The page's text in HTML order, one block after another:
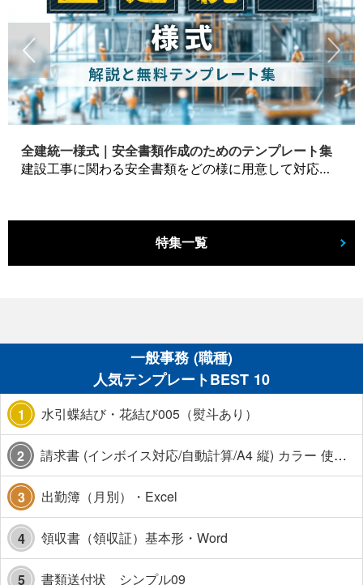
全建統一様式｜安全書類作成のためのテンプレート集
建設工事に関わる安全書類をどの様に用意して対応するか？関連書式テンプレートから書き方の注意点などの役立つコラムをbizoceanがお届けします。
特集一覧
一般事務 (職種)
人気テンプレートBEST 10
1 水引蝶結び・花結び005（熨斗あり）
2 請求書 (インボイス対応/自動計算/A4 縦) カラー 使い方解説あり
3 出勤簿（月別）・Excel
4 領収書（領収証）基本形・Word
5 書類送付状 シンプル09